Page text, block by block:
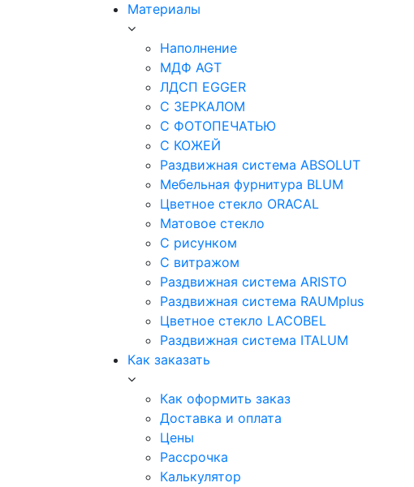
Материалы
Наполнение
МДФ AGT
ЛДСП EGGER
С ЗЕРКАЛОМ
С ФОТОПЕЧАТЬЮ
С КОЖЕЙ
Раздвижная система ABSOLUT
Мебельная фурнитура BLUM
Цветное стекло ORACAL
Матовое стекло
C рисунком
C витражом
Раздвижная система ARISTO
Раздвижная система RAUMplus
Цветное стекло LACOBEL
Раздвижная система ITALUM
Как заказать
Как оформить заказ
Доставка и оплата
Цены
Рассрочка
Калькулятор